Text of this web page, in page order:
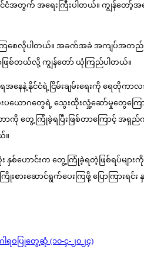
က် အရေးကြီးပါတယ်။ ကျွန်တော့်အ
ေလိုပါတယ်။ အခက်အခဲ အကျပ်အတည်
ဖြစ်တယ်လို့ ကျွန်တော် ယုံကြည်ပါတယ်။
နေနဲ့ နိုင်ငံရဲ့ငြိမ်းချမ်းရေးကို ရေ
ေးပယောဂတွေရဲ့ သွေးထိုးလှုံ့ဆော်မှုတွ
ာကို တွေ့ကြုံခဲ့ရပြီးဖြစ်တာကြောင့်
။
နှစ်ဟောင်းက တွေ့ကြုံခဲ့ရတဲ့ဖြစ်ရပ်မျာ
ားဆောင်ရွက်ပေးကြဖို့ ပြောကြားရ
ရဝပြုတွေ့ဆုံ (၁၀-၄-၂၀၂၄)